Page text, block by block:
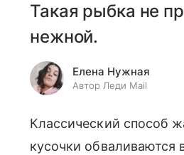
Такая рыбка не
нежной.
Елена Нужная
Автор Леди Mail
Классический способ
кусочки